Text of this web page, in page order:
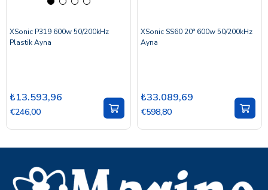
XSonic P319 600w 50/200kHz
Plastik Ayna
₺13.593,96
€246,00
XSonic SS60 20° 600w 50/200kHz
Ayna
₺33.089,69
€598,80